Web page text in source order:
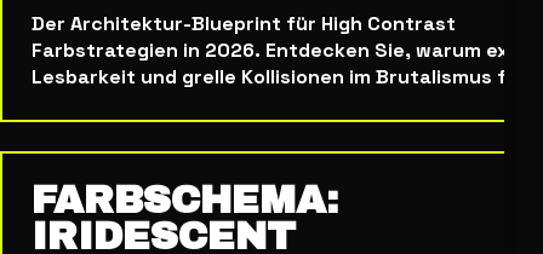
Der Architektur-Blueprint für High Contrast
Farbstrategien in 2026. Entdecken Sie, warum
Lesbarkeit und grelle Kollisionen im Brutalismus
FARBSCHEMA:
IRIDESCENT